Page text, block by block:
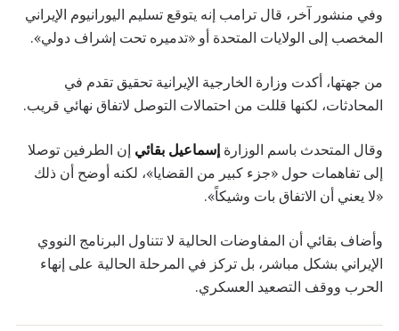
وفي منشور آخر، قال ترامب إنه يتوقع تسليم اليورانيوم الإيراني
المخصب إلى الولايات المتحدة أو «تدميره تحت إشراف دولي».
من جهتها، أكدت وزارة الخارجية الإيرانية تحقيق تقدم في
المحادثات، لكنها قللت من احتمالات التوصل لاتفاق نهائي قريب.
وقال المتحدث باسم الوزارة إسماعيل بقائي إن الطرفين توصلا
إلى تفاهمات حول «جزء كبير من القضايا»، لكنه أوضح أن ذلك
«لا يعني أن الاتفاق بات وشيكاً».
وأضاف بقائي أن المفاوضات الحالية لا تتناول البرنامج النووي
الإيراني بشكل مباشر، بل تركز في المرحلة الحالية على إنهاء
الحرب ووقف التصعيد العسكري.